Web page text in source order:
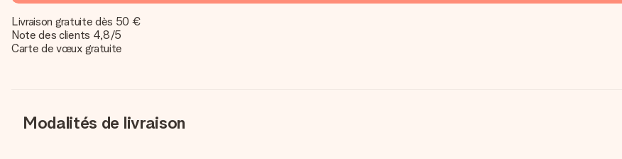
Livraison gratuite dès 50 €
Note des clients 4,8/5
Carte de vœux gratuite
Modalités de livraison